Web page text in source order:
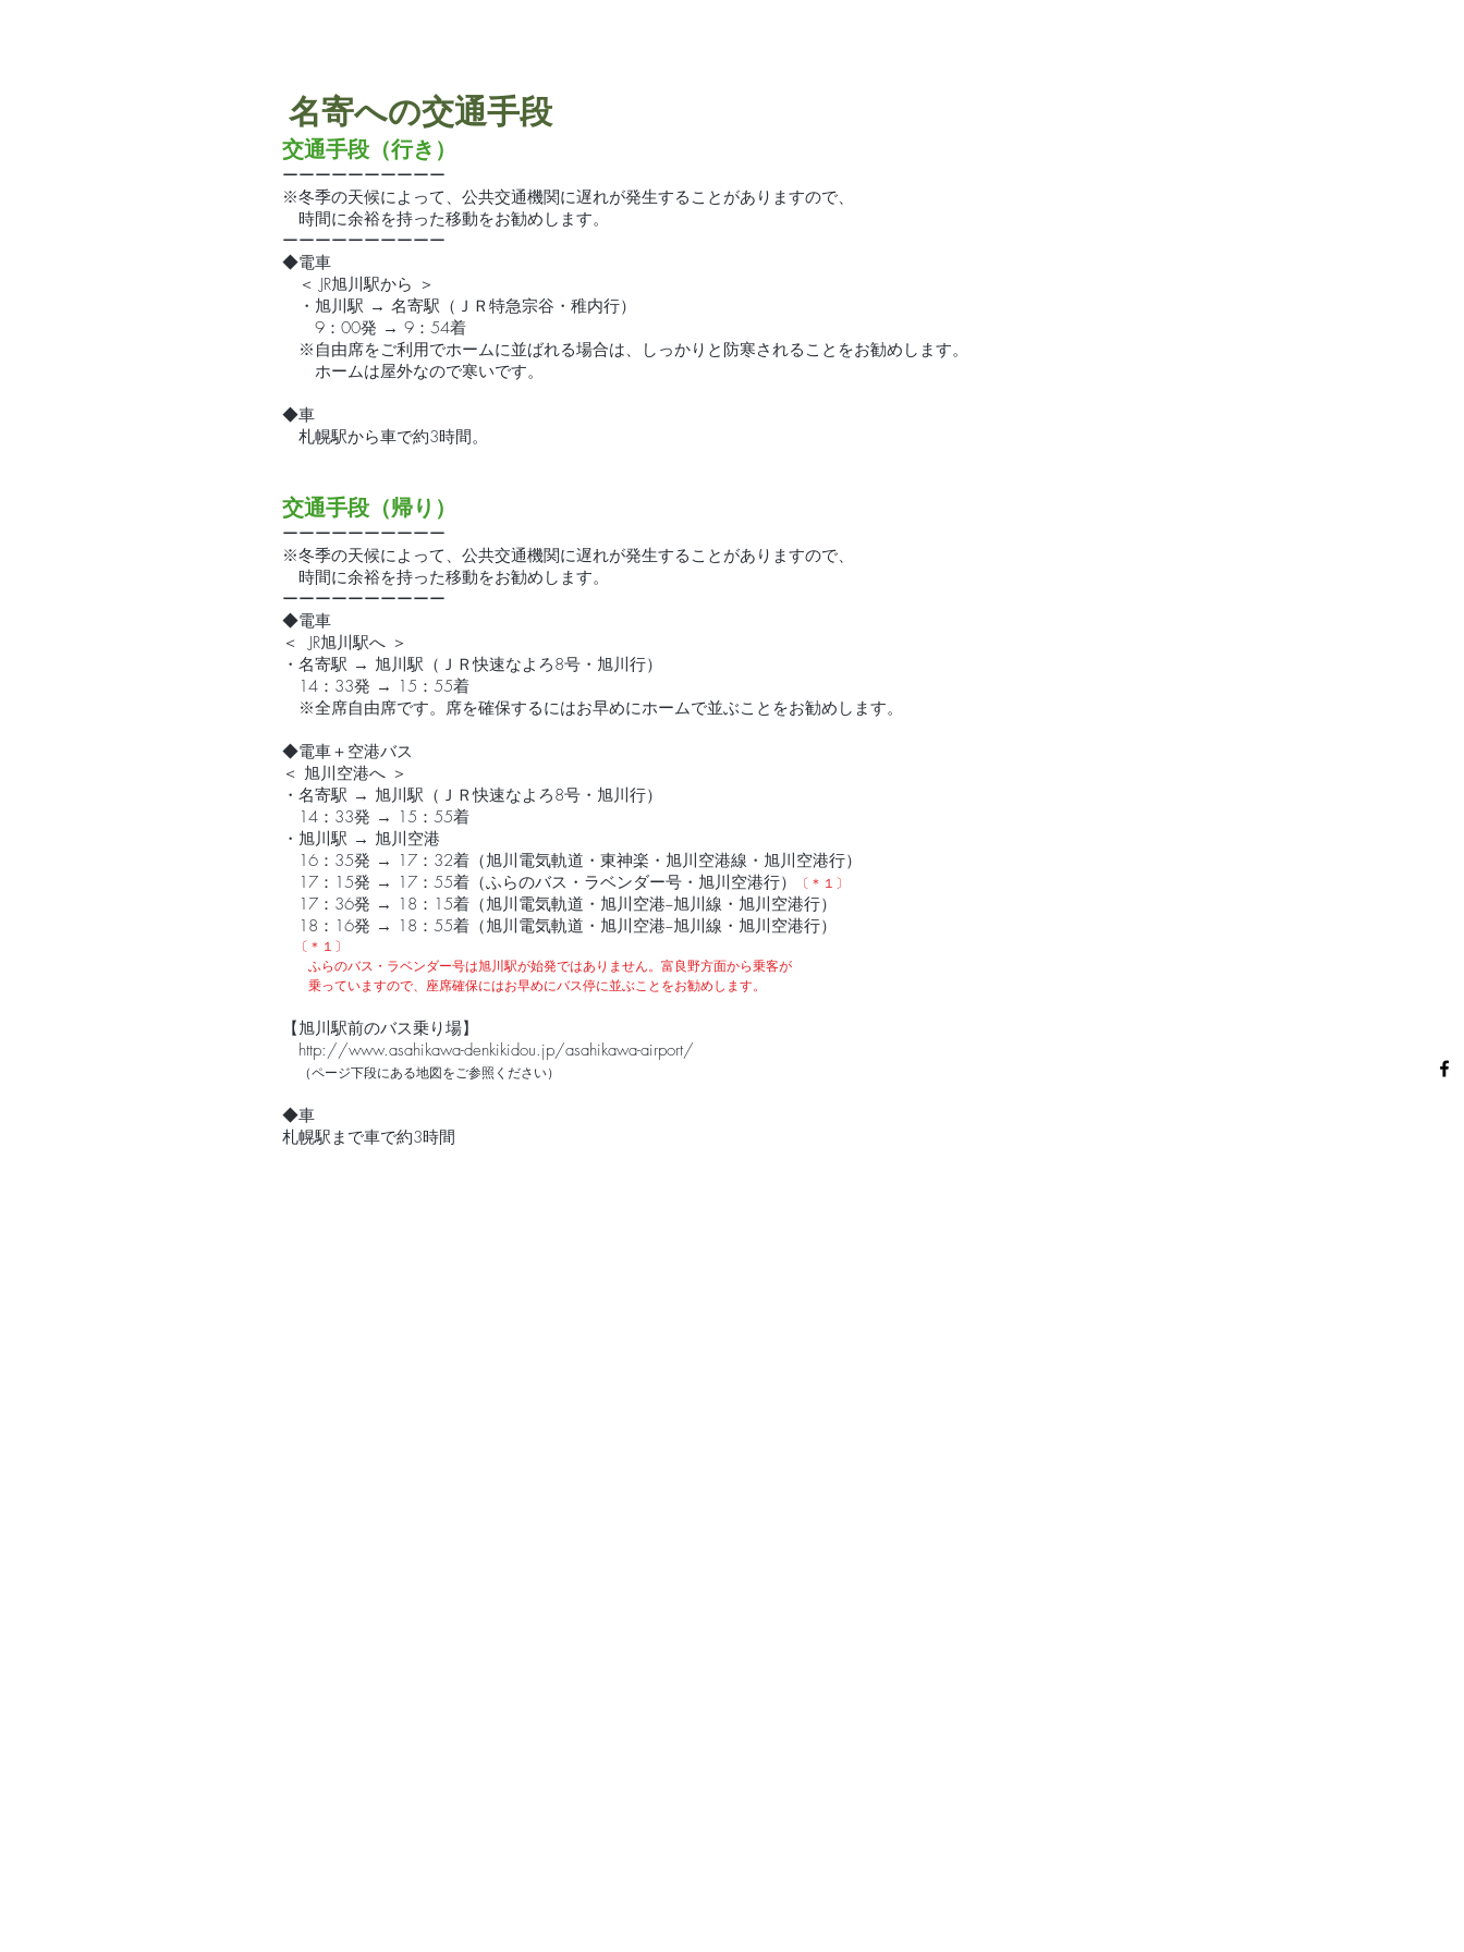
名寄への交通手段
交通手段（行き）
​​ーーーーーーーーーー
※冬季の天候によって、公共交通機関に遅れが発生することがありますので、
時間に余裕を持った移動をお勧めします。
​ーーーーーーーーーー
◆電車
＜ JR旭川駅から ＞
・旭川駅 → 名寄駅（ＪＲ特急宗谷・稚内行）
9：00発 → 9：54着
※自由席をご利用でホームに並ばれる場合は、しっかりと防寒されることをお勧めします。
ホームは屋外なので寒いです。
​◆車
札幌駅から車で約3時間。
交通手段（帰り）
​ーーーーーーーーーー
※冬季の天候によって、公共交通機関に遅れが発生することがありますので、
時間に余裕を持った移動をお勧めします。
​ーーーーーーーーーー
◆電車
＜ JR旭川駅へ ＞
・名寄駅 → 旭川駅（ＪＲ快速なよろ8号・旭川行）
14：33発 → 15：55着
※全席自由席です。席を確保するにはお早めにホームで並ぶことをお勧めします。
◆電車＋空港バス
＜ 旭川空港へ ＞
・名寄駅 → 旭川駅（ＪＲ快速なよろ8号・旭川行）
14：33発 → 15：55着
・旭川駅 → 旭川空港
16：35発 → 17：32着（旭川電気軌道・東神楽・旭川空港線・旭川空港行）
17：15発 → 17：55着（ふらのバス・ラベンダー号・旭川空港行）
〔＊１〕
17：36発 → 18：15着（旭川電気軌道・旭川空港−旭川線・旭川空港行）
18：16発 → 18：55着（旭川電気軌道・旭川空港−旭川線・旭川空港行）
〔＊１〕
ふらのバス・ラベンダー号は旭川駅が始発ではありません。富良野方面から乗客が
乗っていますので、座席確保にはお早めにバス停に並ぶことをお勧めします。
【旭川駅前のバス乗り場】
http://www.asahikawa-denkikidou.jp/asahikawa-airport/
（ページ下段にある地図をご参照ください）
◆車
札幌駅まで車で約3時間